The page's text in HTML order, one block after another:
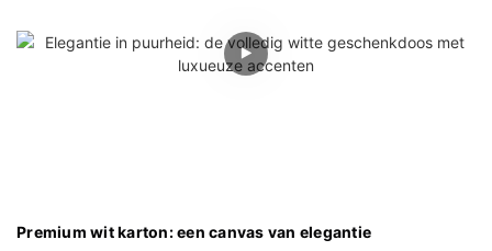
Premium wit karton: een canvas van elegantie